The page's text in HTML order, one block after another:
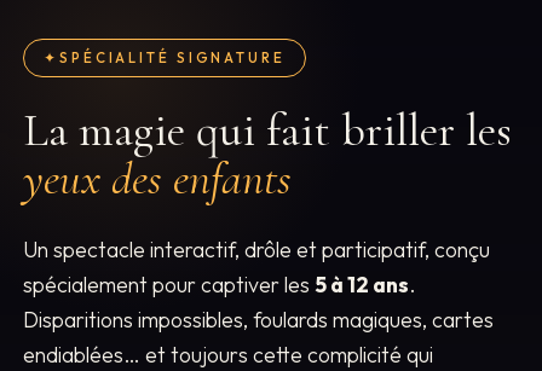
SPÉCIALITÉ SIGNATURE
La magie qui fait briller les
yeux des enfants
Un spectacle interactif, drôle et participatif, conçu
spécialement pour captiver les5 à 12 ans.
Disparitions impossibles, foulards magiques, cartes
endiablées… et toujours cette complicité qui